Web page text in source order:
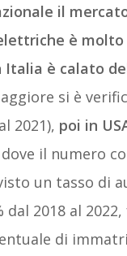
il
è
Italia è calato
si è
2021), poi in
dove il numero
visto un tasso di
dal 2018 al
di